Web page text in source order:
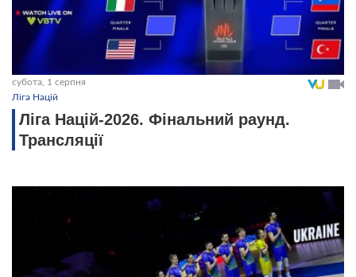
субота, 1 серпня
Ліга Націй
Ліга Націй-2026. Фінальний раунд.
Трансляції